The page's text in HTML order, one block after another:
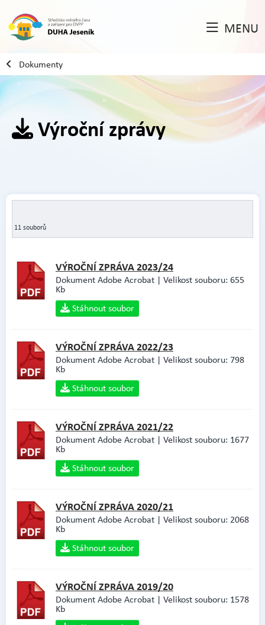
MENU
Dokumenty
Výroční zprávy
11 souborů
VÝROČNÍ ZPRÁVA 2023/24
Dokument Adobe Acrobat | Velikost souboru: 655
Kb
Stáhnout soubor
VÝROČNÍ ZPRÁVA 2022/23
Dokument Adobe Acrobat | Velikost souboru: 798
Kb
Stáhnout soubor
VÝROČNÍ ZPRÁVA 2021/22
Dokument Adobe Acrobat | Velikost souboru: 1677
Kb
Stáhnout soubor
VÝROČNÍ ZPRÁVA 2020/21
Dokument Adobe Acrobat | Velikost souboru: 2068
Kb
Stáhnout soubor
VÝROČNÍ ZPRÁVA 2019/20
Dokument Adobe Acrobat | Velikost souboru: 1578
Kb